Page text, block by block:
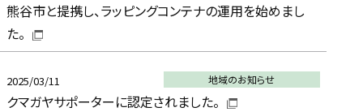
熊谷市と提携し、ラッピングコンテナの運用を始めまし
た。
2025/03/11 地域のお知らせ
クマガヤサポーターに認定されました。